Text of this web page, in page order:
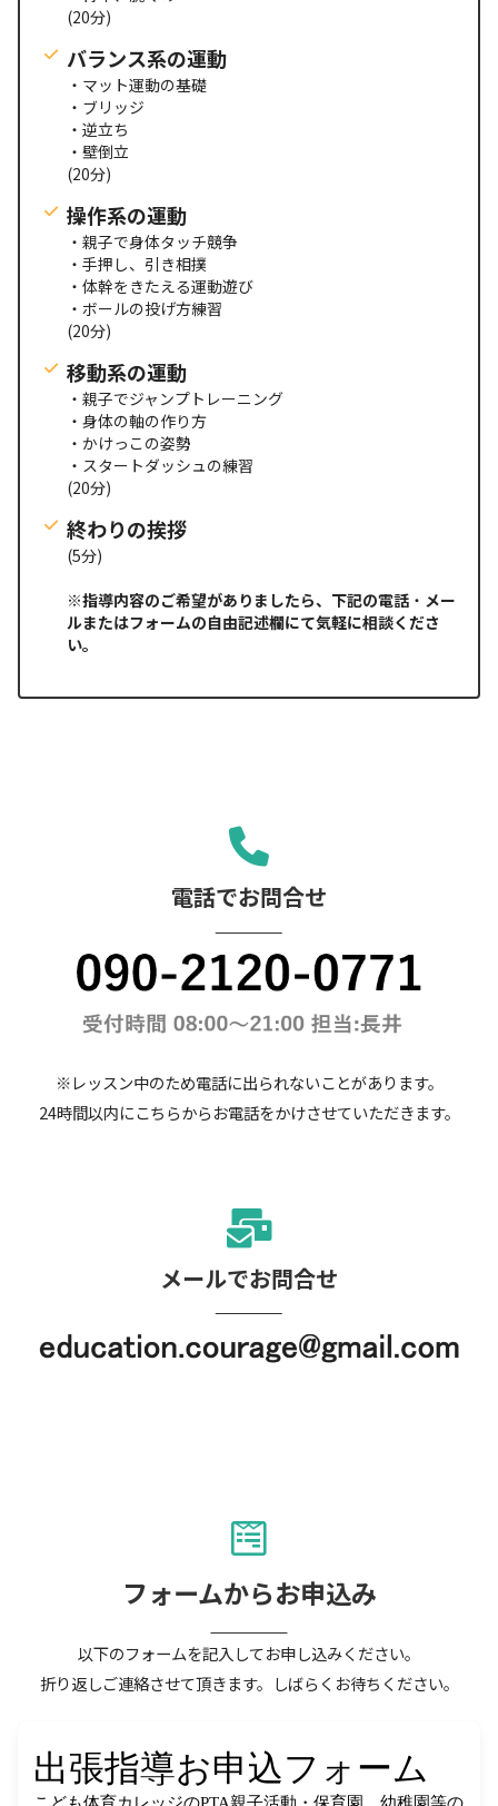
(20分)
バランス系の運動
・マット運動の基礎
・ブリッジ
・逆立ち
・壁倒立
(20分)
操作系の運動
・親子で身体タッチ競争
・手押し、引き相撲
・体幹をきたえる運動遊び
・ボールの投げ方練習
(20分)
移動系の運動
・親子でジャンプトレーニング
・身体の軸の作り方
・かけっこの姿勢
・スタートダッシュの練習
(20分)
終わりの挨拶
(5分)
※指導内容のご希望がありましたら、下記の電話・ メー
ルまたはフォームの自由記述欄にて気軽に相談くださ
い。
電話でお問合せ
※レッスン中のため電話に出られないことがあります。
24時間以内にこちらからお電話をかけさせていただきます。
メールでお問合せ
フォームからお申込み
以下のフォームを記入してお申し込みください。
折り返しご連絡させて頂きます。しばらくお待ちください。